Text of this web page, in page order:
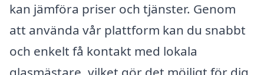
kan jämföra priser och tjänster. Genom
att använda vår plattform kan du snabbt
och enkelt få kontakt med lokala